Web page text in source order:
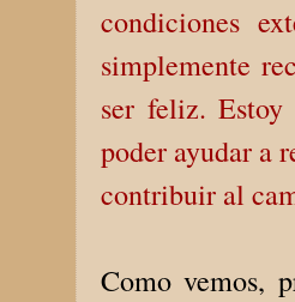
condiciones
simplemente
ser feliz.
poder ayudar a
contribuir al
Como vemos,